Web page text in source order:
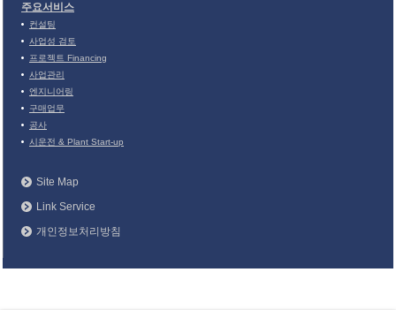
주요서비스
컨설팅
사업성 검토
프로젝트 Financing
사업관리
엔지니어링
구매업무
공사
시운전 & Plant Start-up
Site Map
Link Service
개인정보처리방침